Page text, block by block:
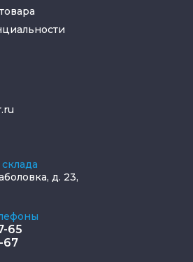
д. 23,
65
67